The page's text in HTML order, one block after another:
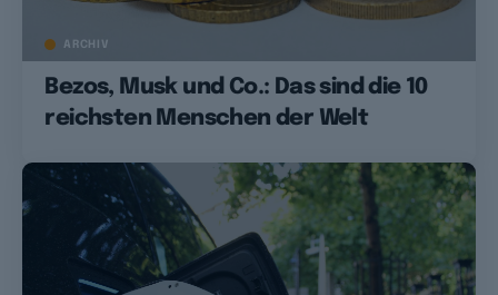
ARCHIV
Bezos, Musk und Co.: Das sind die 10
reichsten Menschen der Welt